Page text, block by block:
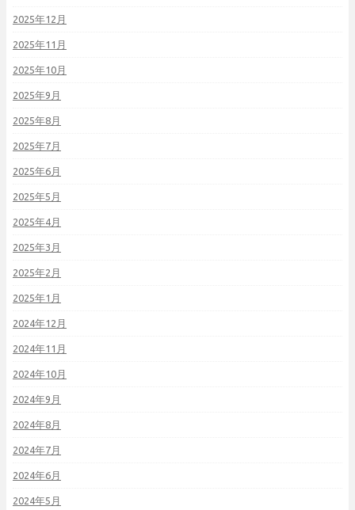
2025年12月
2025年11月
2025年10月
2025年9月
2025年8月
2025年7月
2025年6月
2025年5月
2025年4月
2025年3月
2025年2月
2025年1月
2024年12月
2024年11月
2024年10月
2024年9月
2024年8月
2024年7月
2024年6月
2024年5月